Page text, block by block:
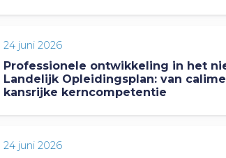
24 juni 2026
Professionele ontwikkeling in het
Landelijk Opleidingsplan: van
kansrijke kerncompetentie
24 juni 2026